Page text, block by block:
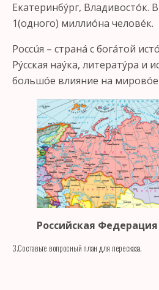
Екатеринбýрг, Владивостóк.
1(одного) миллиóна человéк.
Россúя – странá с богáтой
Рýсская наýка, литератýра и
большóе влияние на мировóе
Российская Федерация
3.Составьте вопросный план для пересказа.